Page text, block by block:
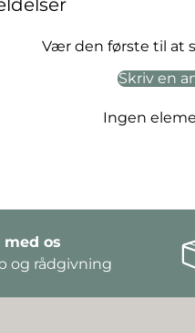
Vær den første til at
Skriv en
Ingen
med os
og rådgivning